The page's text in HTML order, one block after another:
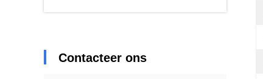
Contacteer ons